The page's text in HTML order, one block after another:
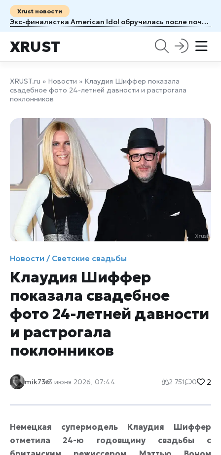
Xrust новости
Экс-финалистка American Idol обручилась после почти семи лет отношений
XRUST
XRUST.ru » Новости » Клаудия Шиффер показала
свадебное фото 24-летней давности и растрогала
поклонников
Новости / Светские свадьбы
Клаудия Шиффер
показала свадебное
фото 24-летней давности
и растрогала
поклонников
mik7363 июня 2026, 07:44 2 751 0 2
Немецкая супермодель Клаудия Шиффер
отметила 24-ю годовщину свадьбы с